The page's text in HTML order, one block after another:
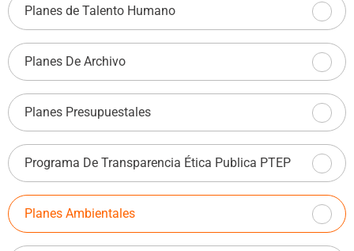
Planes de Talento Humano
Planes De Archivo
Planes Presupuestales
Programa De Transparencia Ética Publica PTEP
Planes Ambientales